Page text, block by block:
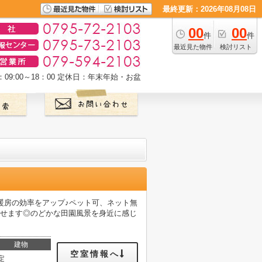
最終更新：2026年08月08日
00件
最近見た物件
00件
検討リスト
09:00～18：00 定休日：年末年始・お盆
の効率をアップ♪ペット可、ネット無
ます◎のどかな田園風景を身近に感じ
建物
空室情報へ